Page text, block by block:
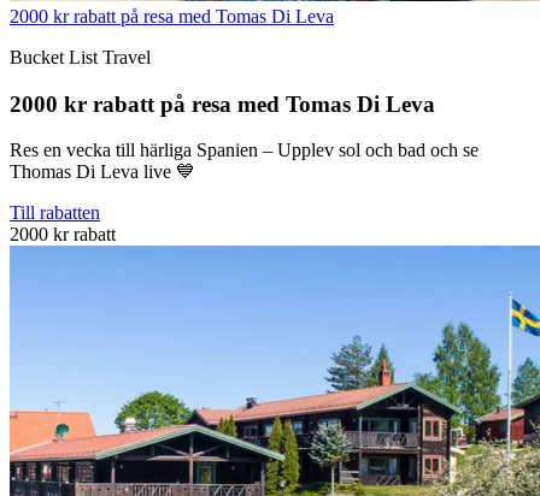
2000 kr rabatt på resa med Tomas Di Leva
Bucket List Travel
2000 kr rabatt på resa med Tomas Di Leva
Res en vecka till härliga Spanien – Upplev sol och bad och se
Thomas Di Leva live 💙
Till rabatten
2000 kr rabatt